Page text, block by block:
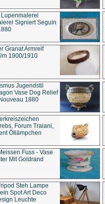
Lupenmalerei
Signiert Seguin
Granat Armreif
1900/1910
Jugendstil
Vase Dog Relief
1880
Forum Traiani,
Öllämpchen
Fuss - Vase
Mit Goldrand
Steh Lampe
Spot Art Deco
Leuchte